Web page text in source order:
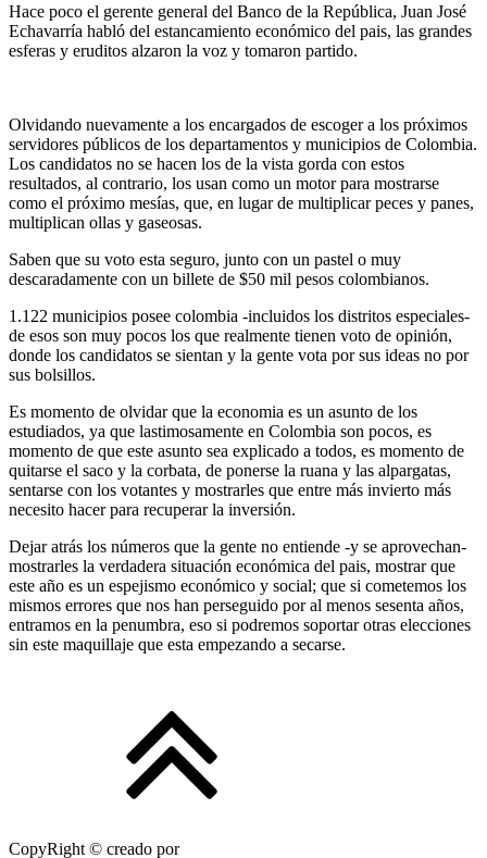
Hace poco el gerente general del Banco de la República, Juan José
Echavarría habló del estancamiento económico del pais, las grandes
esferas y eruditos alzaron la voz y tomaron partido.
Olvidando nuevamente a los encargados de escoger a los próximos
servidores públicos de los departamentos y municipios de Colombia.
Los candidatos no se hacen los de la vista gorda con estos
resultados, al contrario, los usan como un motor para mostrarse
como el próximo mesías, que, en lugar de multiplicar peces y panes,
multiplican ollas y gaseosas.
Saben que su voto esta seguro, junto con un pastel o muy
descaradamente con un billete de $50 mil pesos colombianos.
1.122 municipios posee colombia -incluidos los distritos especiales-
de esos son muy pocos los que realmente tienen voto de opinión,
donde los candidatos se sientan y la gente vota por sus ideas no por
sus bolsillos.
Es momento de olvidar que la economia es un asunto de los
estudiados, ya que lastimosamente en Colombia son pocos, es
momento de que este asunto sea explicado a todos, es momento de
quitarse el saco y la corbata, de ponerse la ruana y las alpargatas,
sentarse con los votantes y mostrarles que entre más invierto más
necesito hacer para recuperar la inversión.
Dejar atrás los números que la gente no entiende -y se aprovechan-
mostrarles la verdadera situación económica del pais, mostrar que
este año es un espejismo económico y social; que si cometemos los
mismos errores que nos han perseguido por al menos sesenta años,
entramos en la penumbra, eso si podremos soportar otras elecciones
sin este maquillaje que esta empezando a secarse.
CopyRight © creado por